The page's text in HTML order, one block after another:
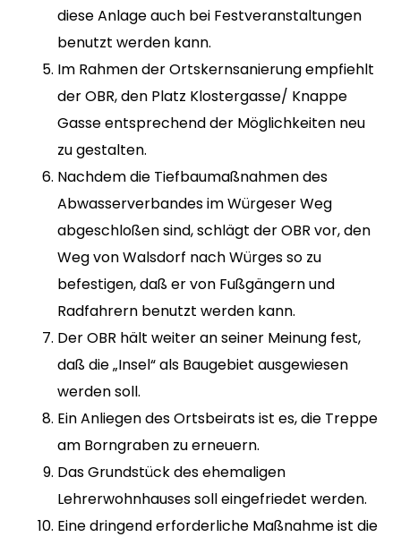
diese Anlage auch bei Festveranstaltungen
benutzt werden kann.
Im Rahmen der Ortskernsanierung empfiehlt
der OBR, den Platz Klostergasse/ Knappe
Gasse entsprechend der Möglichkeiten neu
zu gestalten.
Nachdem die Tiefbaumaßnahmen des
Abwasserverbandes im Würgeser Weg
abgeschloßen sind, schlägt der OBR vor, den
Weg von Walsdorf nach Würges so zu
befestigen, daß er von Fußgängern und
Radfahrern benutzt werden kann.
Der OBR hält weiter an seiner Meinung fest,
daß die „Insel“ als Baugebiet ausgewiesen
werden soll.
Ein Anliegen des Ortsbeirats ist es, die Treppe
am Borngraben zu erneuern.
Das Grundstück des ehemaligen
Lehrerwohnhauses soll eingefriedet werden.
Eine dringend erforderliche Maßnahme ist die